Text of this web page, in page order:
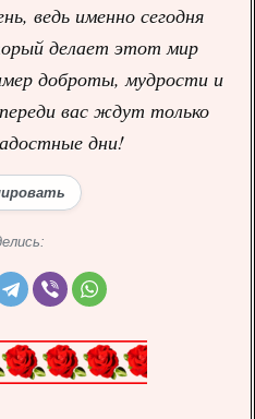
ведь именно сегодня
делает этот мир
доброты, мудрости и
вас ждут только
дни!